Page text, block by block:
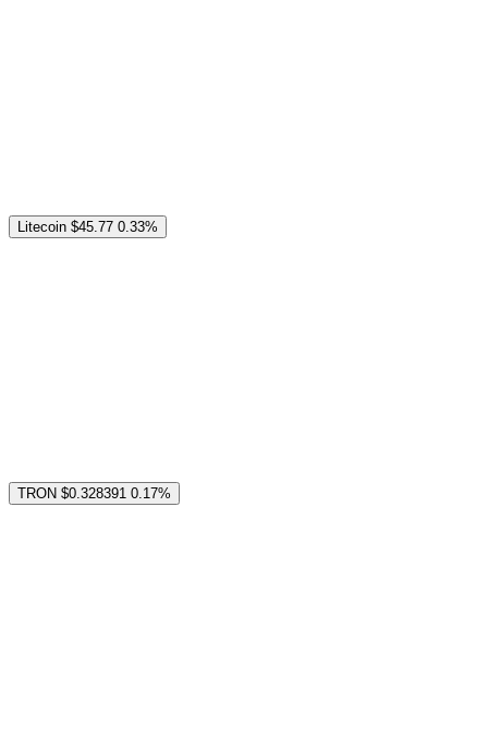
Litecoin $45.77 0.33%
TRON $0.328391 0.17%